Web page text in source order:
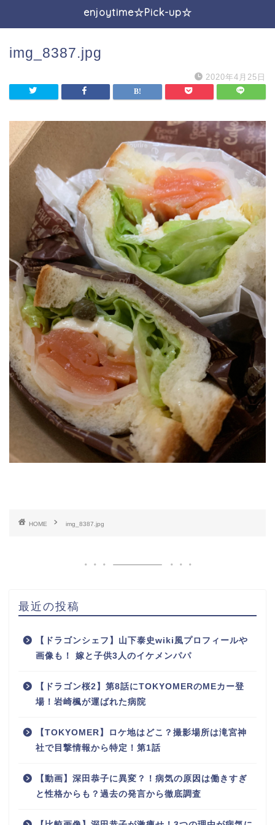
enjoytime☆Pick-up☆
img_8387.jpg
2020年4月25日
HOME img_8387.jpg
最近の投稿
【ドラゴンシェフ】山下泰史wiki風プロフィールや
画像も！ 嫁と子供3人のイケメンパパ
【ドラゴン桜2】第8話にTOKYOMERのMEカー登
場！岩崎楓が運ばれた病院
【TOKYOMER】ロケ地はどこ？撮影場所は滝宮神
社で目撃情報から特定！第1話
【動画】深田恭子に異変？！病気の原因は働きすぎ
と性格からも？過去の発言から徹底調査